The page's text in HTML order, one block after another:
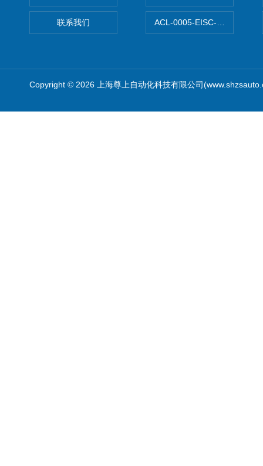
联系我们 ACL-0005-EISC-E2M8C上海
Copyright © 2026 上海尊上自动化科技有限公司